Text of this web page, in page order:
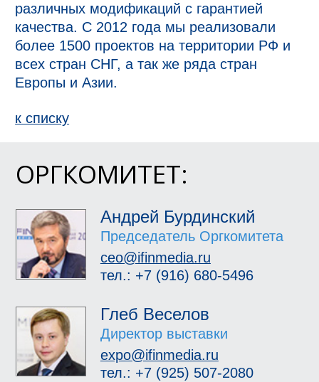
ОРГКОМИТЕТ:
Андрей Бурдинский
Председатель Оргкомитета
ceo@ifinmedia.ru
тел.: +7 (916) 680-5496
Глеб Веселов
Директор выставки
expo@ifinmedia.ru
тел.: +7 (925) 507-2080
различных модификаций с гарантией
качества. С 2012 года мы реализовали
более 1500 проектов на территории РФ и
всех стран СНГ, а так же ряда стран
Европы и Азии.
к спиcку